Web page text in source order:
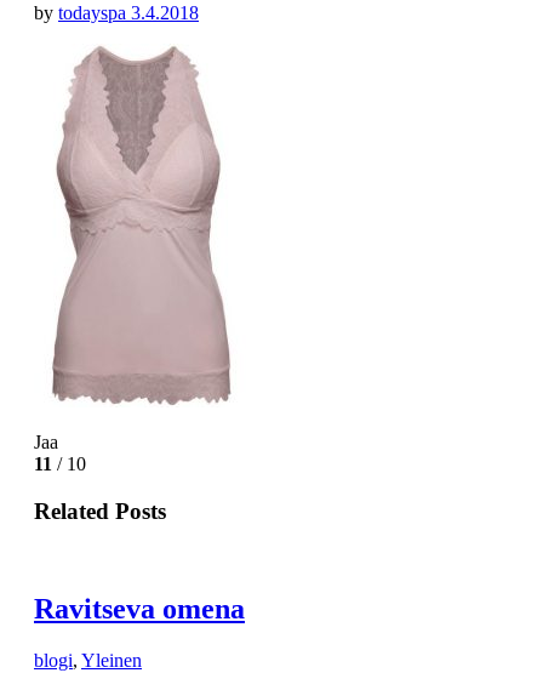
by todayspa 3.4.2018
Jaa
11 / 10
Related Posts
Ravitseva omena
blogi, Yleinen